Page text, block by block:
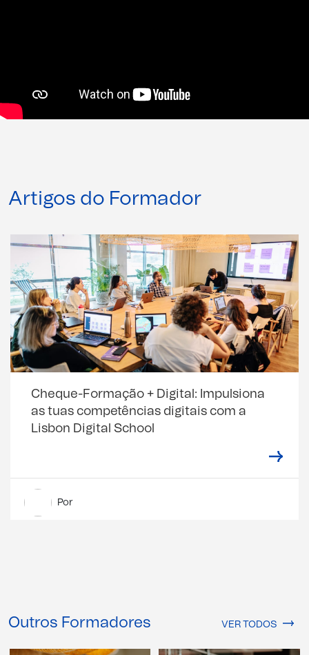
Artigos do Formador
Cheque-Formação + Digital: Impulsiona
as tuas competências digitais com a
Lisbon Digital School
Por
Outros Formadores VER TODOS